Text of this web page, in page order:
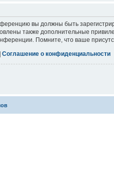
вы должны быть
также дополнительные
Помните, что ваше
| Соглашение о конфиденциальности